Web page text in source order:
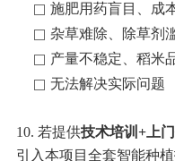
施肥用药盲目、成
杂草难除、除草剂
产量不稳定、稻米
无法解决实际问题
10. 若提供技术培训+上
引入本项目全套智能种植